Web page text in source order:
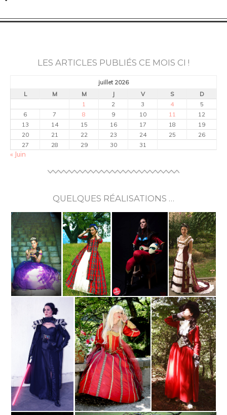
LES ARTICLES PUBLIÉS CE MOIS CI !
juillet 2026
L
M M J V S
D
1
2 3 4
5
6
7 8 9 10 11
12
13
14 15 16 17 18
19
20
21 22 23 24 25
26
27
28 29 30 31
« Juin
QUELQUES RÉALISATIONS …